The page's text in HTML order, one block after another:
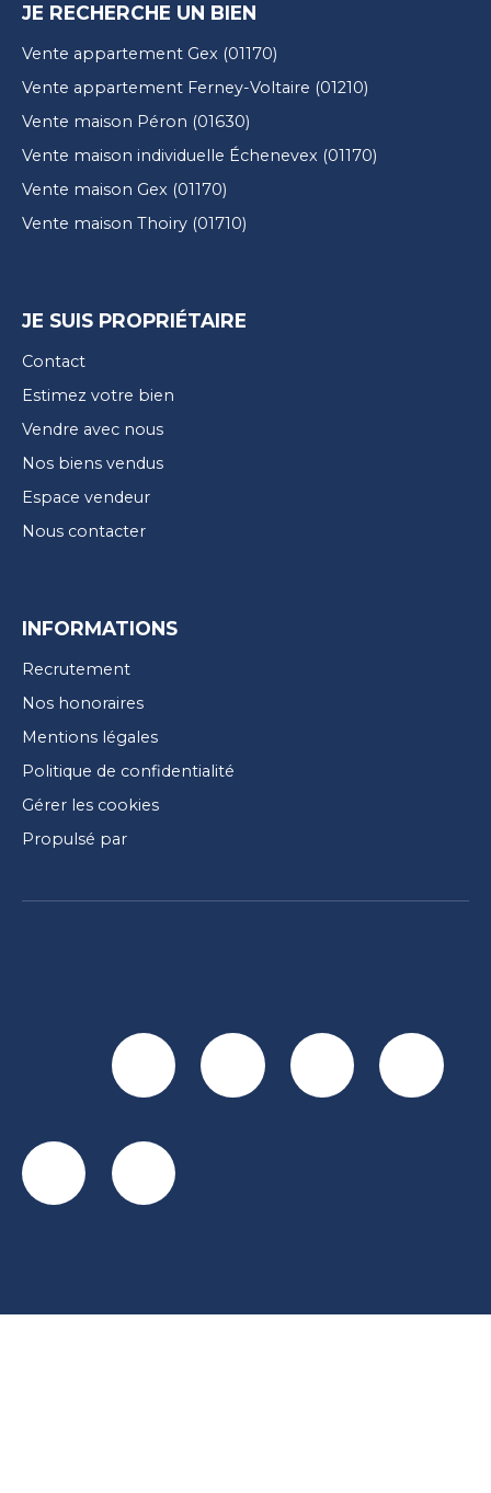
JE RECHERCHE UN BIEN
Vente appartement Gex (01170)
Vente appartement Ferney-Voltaire (01210)
Vente maison Péron (01630)
Vente maison individuelle Échenevex (01170)
Vente maison Gex (01170)
Vente maison Thoiry (01710)
JE SUIS PROPRIÉTAIRE
Contact
Estimez votre bien
Vendre avec nous
Nos biens vendus
Espace vendeur
Nous contacter
INFORMATIONS
Recrutement
Nos honoraires
Mentions légales
Politique de confidentialité
Gérer les cookies
Propulsé par